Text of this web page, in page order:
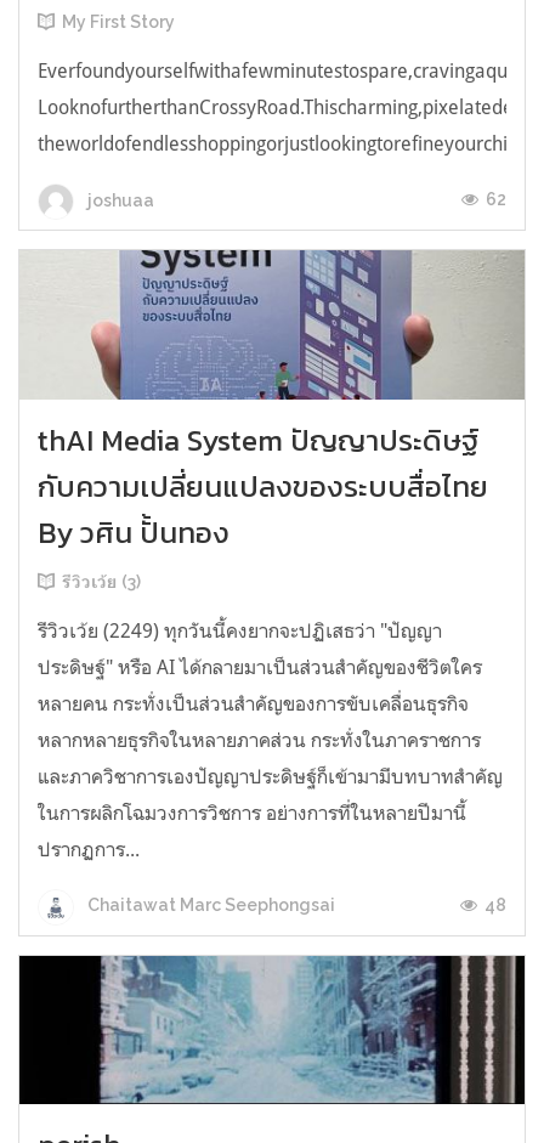
My First Story
joshuaa 62
thAI Media System ปัญญาประดิษฐ์
กับความเปลี่ยนแปลงของระบบสื่อไทย
By วศิน ปั้นทอง
รีวิวเว้ย (3)
รีวิวเว้ย (2249) ทุกวันนี้คงยากจะปฏิเสธว่า "ปัญญา
ประดิษฐ์" หรือ AI ได้กลายมาเป็นส่วนสำคัญของชีวิตใคร
หลายคน กระทั่งเป็นส่วนสำคัญของการขับเคลื่อนธุรกิจ
หลากหลายธุรกิจในหลายภาคส่วน กระทั่งในภาคราชการ
และภาควิชาการเองปัญญาประดิษฐ์ก็เข้ามามีบทบาทสำคัญ
ในการผลิกโฉมวงการวิชการ อย่างการที่ในหลายปีมานี้
ปรากฏการ...
Chaitawat Marc Seephongsai 48